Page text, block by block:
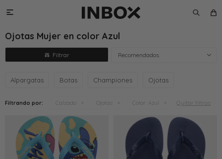

Ojotas Mujer en color Azul
Recomendados
Alpargatas Botas Championes Ojotas
Filtrando por: Calzado Ojotas Color: Azul Quitar filtros